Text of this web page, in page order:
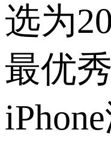
选为
最优